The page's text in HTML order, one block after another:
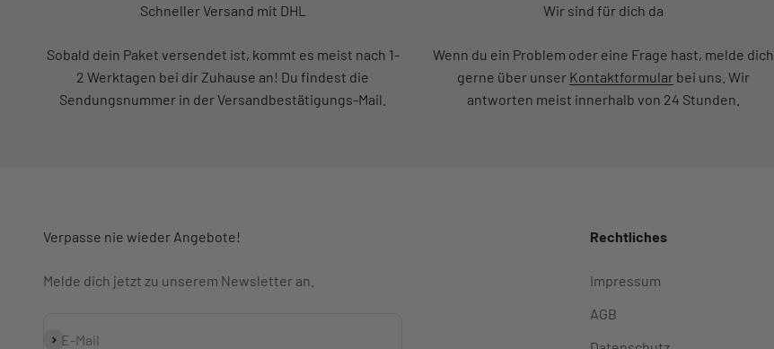
Schneller Versand mit DHL
Sobald dein Paket versendet ist, kommt es meist nach 1-
2 Werktagen bei dir Zuhause an! Du findest die
Sendungsnummer in der Versandbestätigungs-Mail.
Wir sind für dich da
Wenn du ein Problem oder eine Frage hast, melde dich
gerne über unser Kontaktformular bei uns. Wir
antworten meist innerhalb von 24 Stunden.
Verpasse nie wieder Angebote!
Melde dich jetzt zu unserem Newsletter an.
E-Mail
Abonnieren
Rechtliches
Impressum
AGB